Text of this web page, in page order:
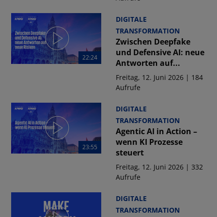
22:24
DIGITALE
TRANSFORMATION
Zwischen Deepfake
und Defensive AI: neue
Antworten auf...
Freitag, 12. Juni 2026 | 184
Aufrufe
23:55
DIGITALE
TRANSFORMATION
Agentic AI in Action –
wenn KI Prozesse
steuert
Freitag, 12. Juni 2026 | 332
Aufrufe
DIGITALE
TRANSFORMATION